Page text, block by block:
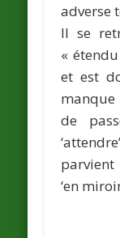
adverse
Il se
«
et est
manque
de
‘en